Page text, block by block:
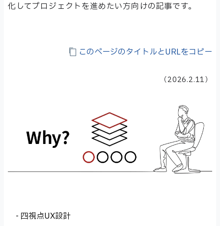
化してプロジェクトを進めたい方向けの記事です。
このページのタイトルとURLをコピー
（2026.2.11）
四視点UX設計